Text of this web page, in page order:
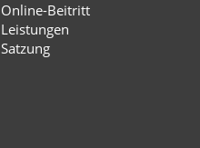
Online-Beitritt
Leistungen
Satzung